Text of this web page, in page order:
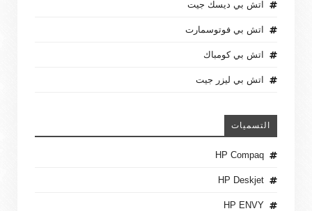
اتش بي ديسك جيت
اتش بي فوتوسمارت
اتش بي كومباك
اتش بي ليزر جيت
التسميات
HP Compaq
HP Deskjet
HP ENVY